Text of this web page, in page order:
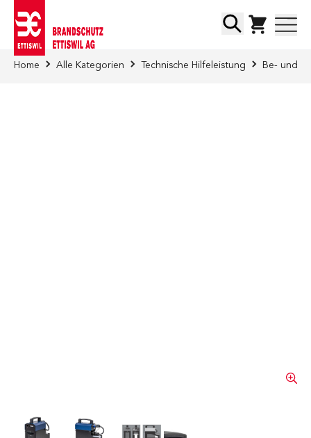
Suche
Home Alle Kategorien Technische Hilfeleistung Be- und
View larger imageView larger image